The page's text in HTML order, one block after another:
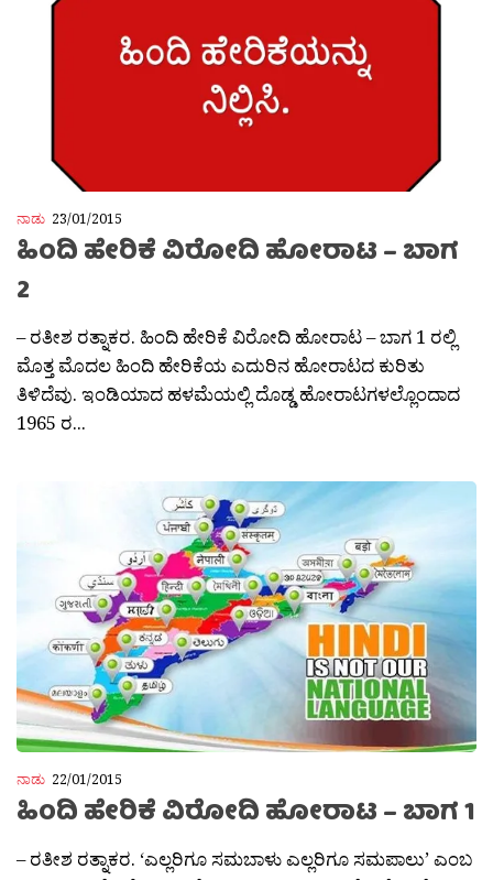
ನಾಡು 23/01/2015
ಹಿಂದಿ ಹೇರಿಕೆ ವಿರೋದಿ ಹೋರಾಟ – ಬಾಗ
2
– ರತೀಶ ರತ್ನಾಕರ. ಹಿಂದಿ ಹೇರಿಕೆ ವಿರೋದಿ ಹೋರಾಟ – ಬಾಗ 1 ರಲ್ಲಿ
ಮೊತ್ತ ಮೊದಲ ಹಿಂದಿ ಹೇರಿಕೆಯ ಎದುರಿನ ಹೋರಾಟದ ಕುರಿತು
ತಿಳಿದೆವು. ಇಂಡಿಯಾದ ಹಳಮೆಯಲ್ಲಿ ದೊಡ್ಡ ಹೋರಾಟಗಳಲ್ಲೊಂದಾದ
1965 ರ...
ನಾಡು 22/01/2015
ಹಿಂದಿ ಹೇರಿಕೆ ವಿರೋದಿ ಹೋರಾಟ – ಬಾಗ 1
– ರತೀಶ ರತ್ನಾಕರ. ‘ಎಲ್ಲರಿಗೂ ಸಮಬಾಳು ಎಲ್ಲರಿಗೂ ಸಮಪಾಲು’ ಎಂಬ